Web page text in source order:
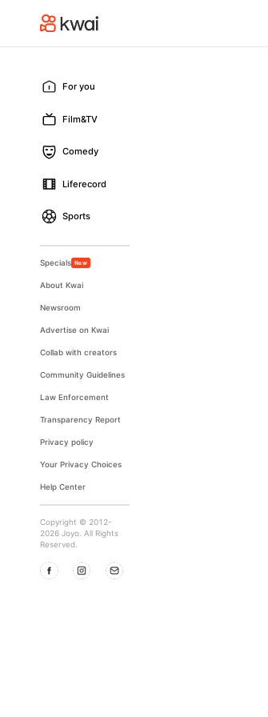
For you
Film&TV
Comedy
Liferecord
Sports
Specials New
About Kwai
Newsroom
Advertise on Kwai
Collab with creators
Community Guidelines
Law Enforcement
Transparency Report
Privacy policy
Your Privacy Choices
Help Center
Copyright © 2012-
2026 Joyo. All Rights
Reserved.